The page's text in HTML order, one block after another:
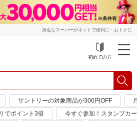
身近なスーパーがネットで便利に・おトクに
初めての方
サントリーの対象商品が300円OFF
でポイント3倍
今すぐ参加！スタンプカ